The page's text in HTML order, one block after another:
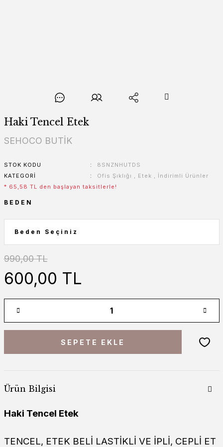
Haki Tencel Etek
SEHOCO BUTİK
STOK KODU
8SNZNHUTDS
KATEGORI
Ofis Şıklığı , Etek , İndirimli Ürünler
* 65,58 TL den başlayan taksitlerle!
BEDEN
990,00 TL
600,00 TL
SEPETE EKLE
Ürün Bilgisi
Haki Tencel Etek
TENCEL, ETEK BELİ LASTİKLİ VE İPLİ, CEPLİ ET